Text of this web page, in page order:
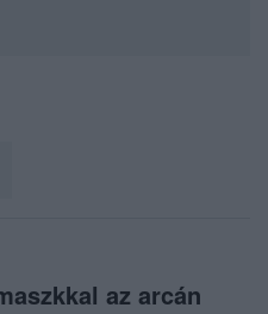
az arcán